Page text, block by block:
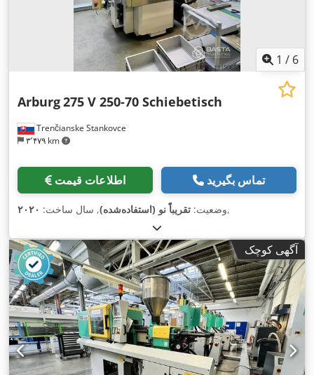
1 / 6
Trenčianske Stankovce
۳٬۴۷۹ km
Arburg275 V 250-70 Schiebetisch
اطلاعات قیمت تماس بگیرید
وضعیت: تقریباً نو (استفاده‌شده), سال ساخت: ۲۰۲۰ ,
آگهی کوچک